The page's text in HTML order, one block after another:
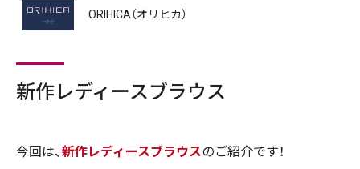
ORIHICA（オリヒカ）
新作レディースブラウス
今回は、 新作レディースブラウスのご紹介です！